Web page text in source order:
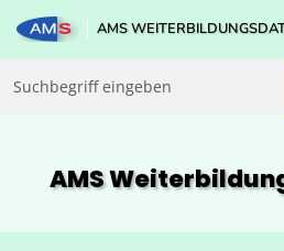
AMS
AMS